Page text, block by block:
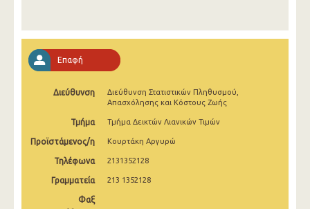
Οκτωβρίου 2025
Σεπτεμβρίου 2025
Αυγούστου 2025
Ιουλίου 2025
Μαΐου 2025
Επαφή
Διεύθυνση
Διεύθυνση Στατιστικών Πληθυσμού,
Απασχόλησης και Κόστους Ζωής
Τμήμα Τμήμα Δεικτών Λιανικών Τιμών
Προϊστάμενος/η Κουρτάκη Αργυρώ
Τηλέφωνα 2131352128
Γραμματεία 213 1352128
Φαξ